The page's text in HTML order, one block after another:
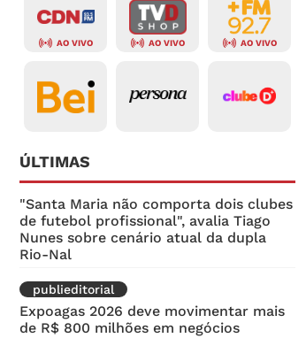
AO VIVO AO VIVO AO VIVO
ÚLTIMAS
"Santa Maria não comporta dois clubes
de futebol profissional", avalia Tiago
Nunes sobre cenário atual da dupla
Rio-Nal
publieditorial
Expoagas 2026 deve movimentar mais
de R$ 800 milhões em negócios